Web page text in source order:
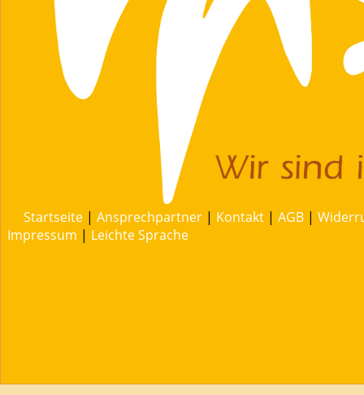
Startseite | Ansprechpartner | Kontakt | AGB |
Impressum | Leichte Sprache